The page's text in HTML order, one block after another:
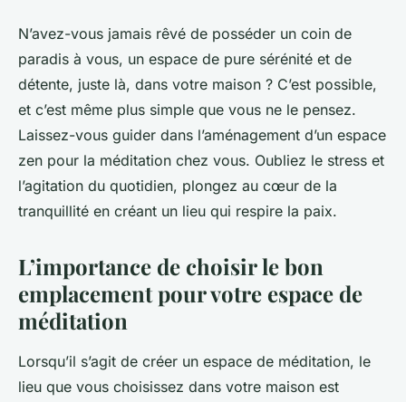
Comment créer un espace zen
pour la méditation dans un
coin de votre maison ?
violette•7 mars 2024•6 min de lecture
N’avez-vous jamais rêvé de posséder un coin de
paradis à vous, un espace de pure sérénité et de
détente, juste là, dans votre maison ? C’est possible,
et c’est même plus simple que vous ne le pensez.
Laissez-vous guider dans l’aménagement d’un espace
zen pour la méditation chez vous. Oubliez le stress et
l’agitation du quotidien, plongez au cœur de la
tranquillité en créant un lieu qui respire la paix.
L’importance de choisir le bon
emplacement pour votre espace de
méditation
Lorsqu’il s’agit de créer un espace de méditation, le
lieu que vous choisissez dans votre maison est